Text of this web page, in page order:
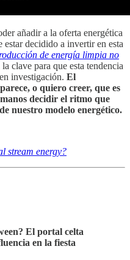
añadir a la oferta energética
decidido a invertir en esta
de energía limpia no
la clave para que esta tendencia
investigación. El
o quiero creer, que es
decidir el ritmo que
nuestro modelo energético.
stream energy?
El portal celta
en la fiesta